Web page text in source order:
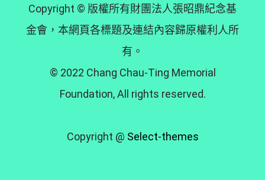
Copyright © 版權所有財團法人張昭鼎紀念基
金會，本網頁各標題及連結內容歸原權利人所
有。
© 2022 Chang Chau-Ting Memorial
Foundation, All rights reserved.
Copyright @ Select-themes